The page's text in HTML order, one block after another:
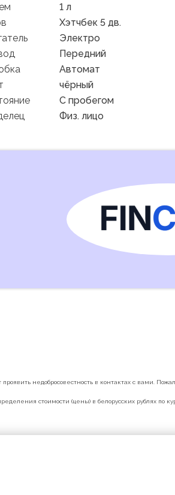
1 л
Хэтчбек 5 дв.
Электро
Передний
Автомат
чёрный
C пробегом
Физ. лицо
недобросовестность в контактах с вами.
стоимости (цены) в белорусских рублях по